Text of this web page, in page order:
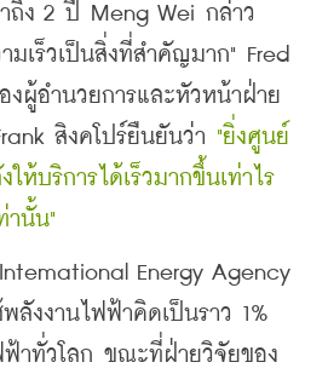
ถึง 2 ปี Meng Wei กล่าว
มเร็วเป็นสิ่งที่สำคัญมาก" Fred
งผู้อำนวยการและหัวหน้าฝ่าย
สิงคโปร์ยืนยันว่า "ยิ่งศูนย์
ห้บริการได้เร็วมากขึ้นเท่าไร
านั้น"
Energy Agency
ลังงานไฟฟ้าคิดเป็นราว 1%
ฟ้าทั่วโลก ขณะที่ฝ่ายวิจัยของ